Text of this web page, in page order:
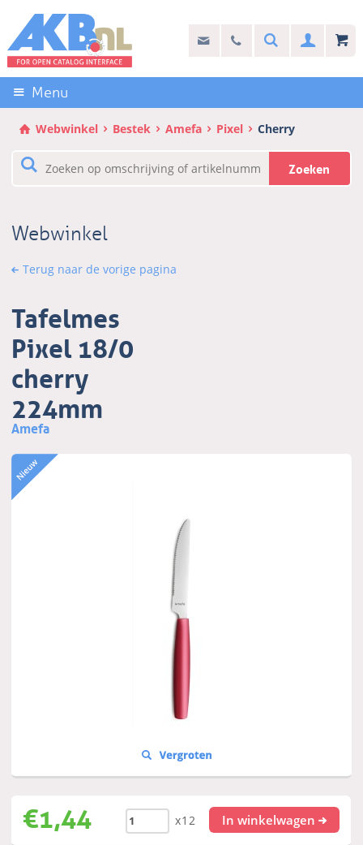
links
over
Direct
naar
de
inhoud
naar
info@akb.nl
Stel uw vraag
030 69 50 814Search
Menu
Webwinkel Bestek Amefa Pixel Cherry
Zoeken
Webwinkel
Terug naar de vorige pagina
Tafelmes
Pixel 18/0
cherry
224mm
Amefa
€1,44 x12 In winkelwagen